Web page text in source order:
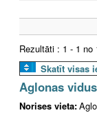
Rezultāti : 1 - 1 no
Skatīt visas
Aglonas
Norises vieta: